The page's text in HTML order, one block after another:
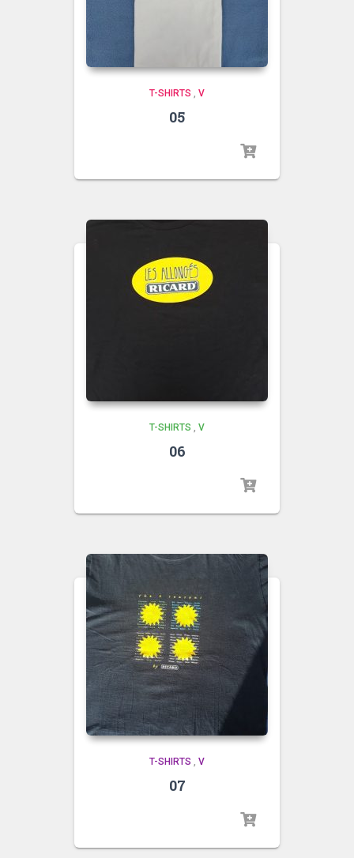
T-SHIRTS , V
05
T-SHIRTS , V
06
T-SHIRTS , V
07